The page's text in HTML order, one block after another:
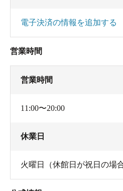
電子決済の情報を追加する
営業時間
営業時間
11:00〜20:00
休業日
火曜日（休館日が祝日の場